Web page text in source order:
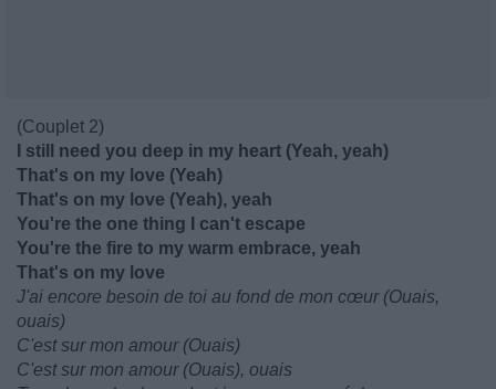
(Couplet 2)
I still need you deep in my heart (Yeah, yeah)
That's on my love (Yeah)
That's on my love (Yeah), yeah
You're the one thing I can't escape
You're the fire to my warm embrace, yeah
That's on my love
J'ai encore besoin de toi au fond de mon cœur (Ouais,
ouais)
C'est sur mon amour (Ouais)
C'est sur mon amour (Ouais), ouais